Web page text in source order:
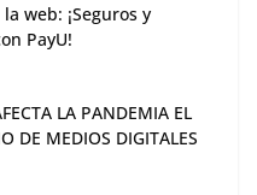
web: ¡Seguros y
PayU!
LA PANDEMIA EL
DE MEDIOS DIGITALES